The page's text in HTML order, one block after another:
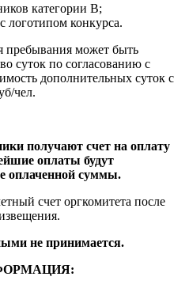
категории В;
логотипом конкурса.
пребывания может быть
суток по согласованию с
дополнительных суток с
чел.
получают счет на оплату
оплаты будут
оплаченной суммы.
счет оргкомитета после
не принимается.